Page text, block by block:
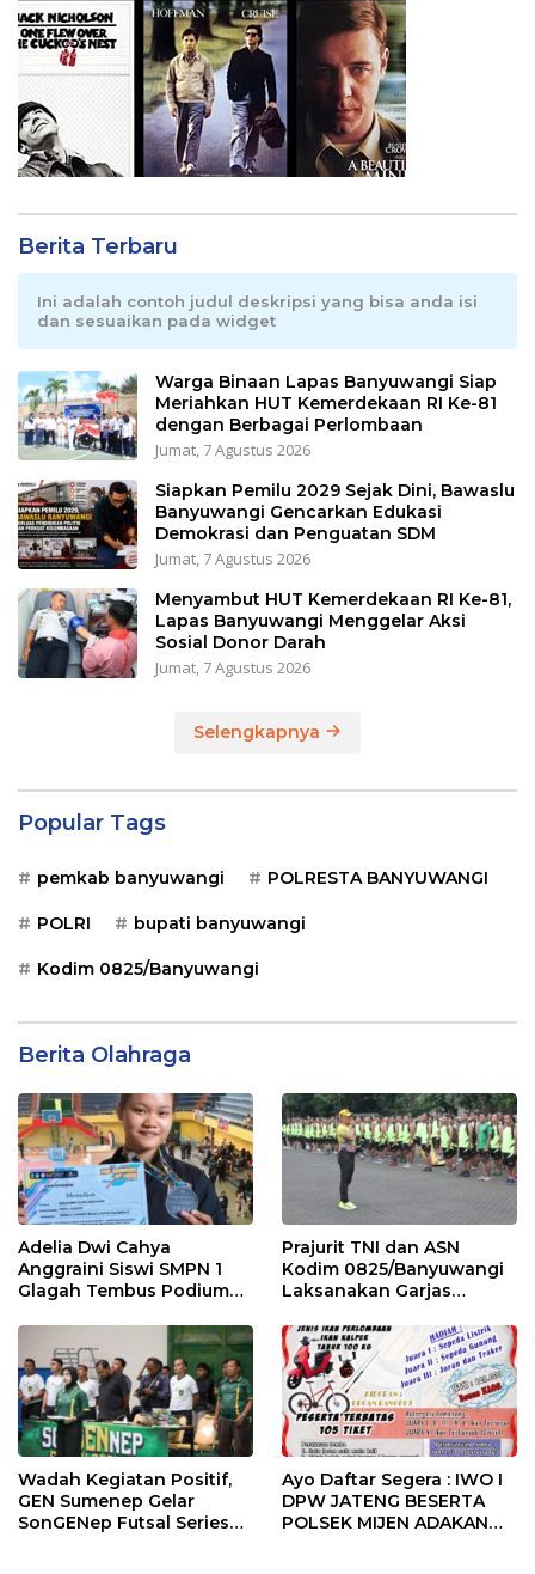
Berita Terbaru
Ini adalah contoh judul deskripsi yang bisa anda isi
dan sesuaikan pada widget
Warga Binaan Lapas Banyuwangi Siap
Meriahkan HUT Kemerdekaan RI Ke-81
dengan Berbagai Perlombaan
Jumat, 7 Agustus 2026
Siapkan Pemilu 2029 Sejak Dini, Bawaslu
Banyuwangi Gencarkan Edukasi
Demokrasi dan Penguatan SDM
Jumat, 7 Agustus 2026
Menyambut HUT Kemerdekaan RI Ke-81,
Lapas Banyuwangi Menggelar Aksi
Sosial Donor Darah
Jumat, 7 Agustus 2026
Selengkapnya
Popular Tags
pemkab banyuwangi POLRESTA BANYUWANGI
POLRI bupati banyuwangi
Kodim 0825/Banyuwangi
Berita Olahraga
Adelia Dwi Cahya
Anggraini Siswi SMPN 1
Glagah Tembus Podium
Championship 1
Prajurit TNI dan ASN
Kodim 0825/Banyuwangi
Laksanakan Garjas
Wadah Kegiatan Positif,
GEN Sumenep Gelar
SonGENep Futsal Series
Ayo Daftar Segera : IWO I
DPW JATENG BESERTA
POLSEK MIJEN ADAKAN